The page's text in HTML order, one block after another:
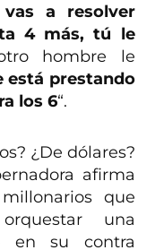
a resolver
4 más, tú le
hombre le
está prestando
los 6“.
¿De dólares?
afirma
que
una
en su contra